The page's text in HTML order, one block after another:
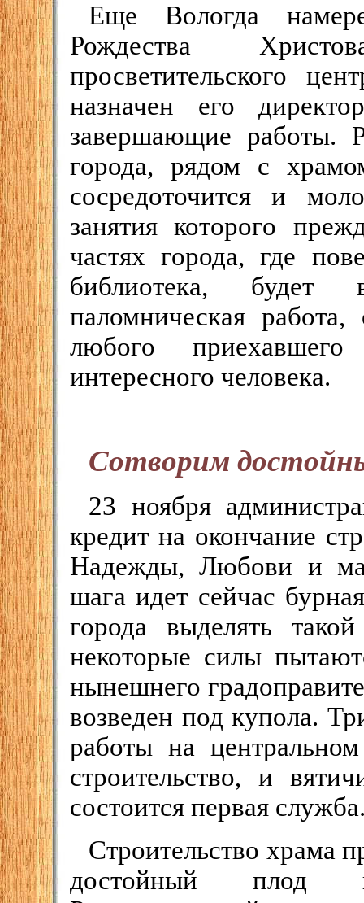
Еще Вологда
Рождества
просветительского
назначен его
завершающие работы.
города, рядом с
сосредоточится и
занятия которого
частях города, где
библиотека, будет
паломническая
любого
интересного человека.
Сотворим
23 ноября
кредит на окончание
Надежды, Любови и
шага идет сейчас
города выделять
некоторые силы
нынешнего
возведен под купола.
работы на
строительство, и
состоится первая
Строительство храма
достойный плод